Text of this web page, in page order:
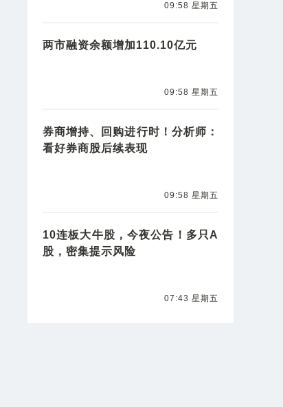
09:58 星期五
两市融资余额增加110.10亿元
09:58 星期五
券商增持、回购进行时！分析师：
看好券商股后续表现
09:58 星期五
10连板大牛股，今夜公告！多只A
股，密集提示风险
07:43 星期五